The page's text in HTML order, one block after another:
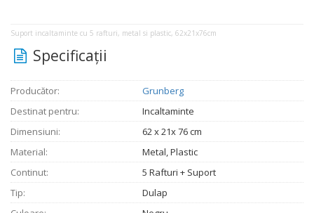
Suport incaltaminte cu 5 rafturi, metal si plastic, 62x21x76cm
Specificaţii
Producător:
Grunberg
Destinat pentru:
Incaltaminte
Dimensiuni:
62 x 21x 76 cm
Material:
Metal, Plastic
Continut:
5 Rafturi + Suport
Tip:
Dulap